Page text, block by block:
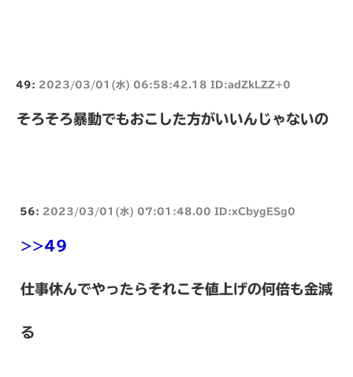
49: 2023/03/01(水) 06:58:42.18 ID:adZkLZZ+0
そろそろ暴動でもおこした方がいいんじゃないの
56: 2023/03/01(水) 07:01:48.00 ID:xCbygESg0
>>49
仕事休んでやったらそれこそ値上げの何倍も金減
る